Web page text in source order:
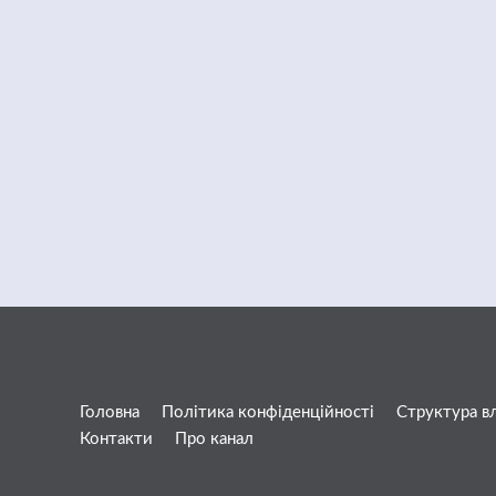
Головна Політика конфіденційності Структура
Контакти
Про канал